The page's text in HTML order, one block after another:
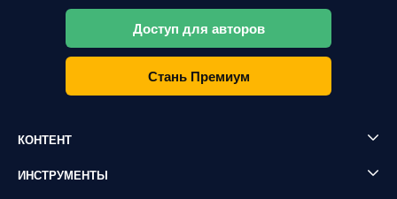
Доступ для авторов
Стань Премиум
КОНТЕНТ
ИНСТРУМЕНТЫ